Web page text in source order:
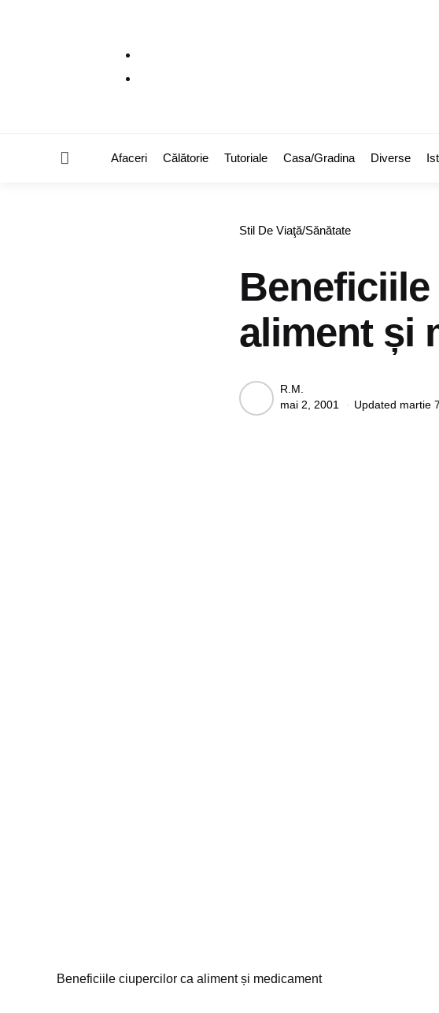
Afaceri Călătorie Tutoriale Casa/Gradina Diverse
Beneficiile ciupercilor ca aliment și medicament
Categories
Stil De Viaţă/Sănătate
aliment și
Posted
by
R.M.
mai 2, 2001
Updated martie